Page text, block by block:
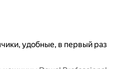
удобные, в первый раз